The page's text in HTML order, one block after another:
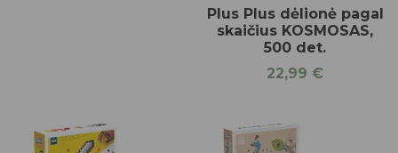
Plus Plus dėlionė pagal
skaičius KOSMOSAS,
500 det.
22,99€